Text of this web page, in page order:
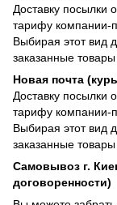
Доставку посылки
тарифу компании-
Выбирая этот вид
заказанные товары
Новая почта
Доставку посылки
тарифу компании-
Выбирая этот вид
заказанные товары
Самовывоз г.
договоренности)